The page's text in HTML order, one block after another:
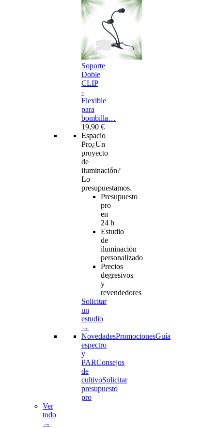
Soporte
Doble
CLIP
-
Flexible
para
bombilla…
19,90 €
Espacio
Pro¿Un
proyecto
de
iluminación?
Lo
presupuestamos.
Presupuesto
pro
en
24 h
Estudio
de
iluminación
personalizado
Precios
degresivos
y
revendedores
Solicitar
un
estudio
→
NovedadesPromocionesGuía
espectro
y
PARConsejos
de
cultivoSolicitar
presupuesto
pro
Ver
todo
→